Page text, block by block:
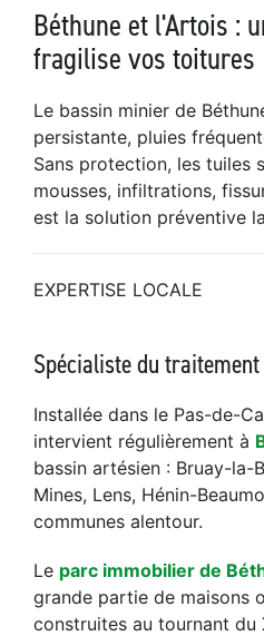
Béthune et l'Artois :
fragilise vos toitures
Le bassin minier de
persistante, pluies
Sans protection, les
mousses, infiltrations,
est la solution préventive
EXPERTISE LOCALE
Spécialiste du
Installée dans le Pas-de-
intervient régulièrement à
bassin artésien : Bruay-la-
Mines, Lens, Hénin-
communes alentour.
Le parc immobilier de
grande partie de maisons
construites au tournant du